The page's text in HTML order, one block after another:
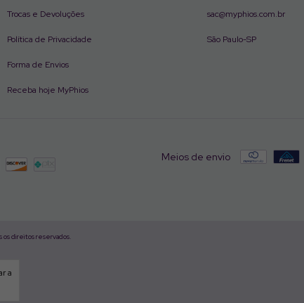
a
Trocas e Devoluções
Política de Privacidade
Forma de Envios
Receba hoje MyPhios
sac@myphios.com.br
São Paulo-SP
Meios de envio
os direitos reservados.